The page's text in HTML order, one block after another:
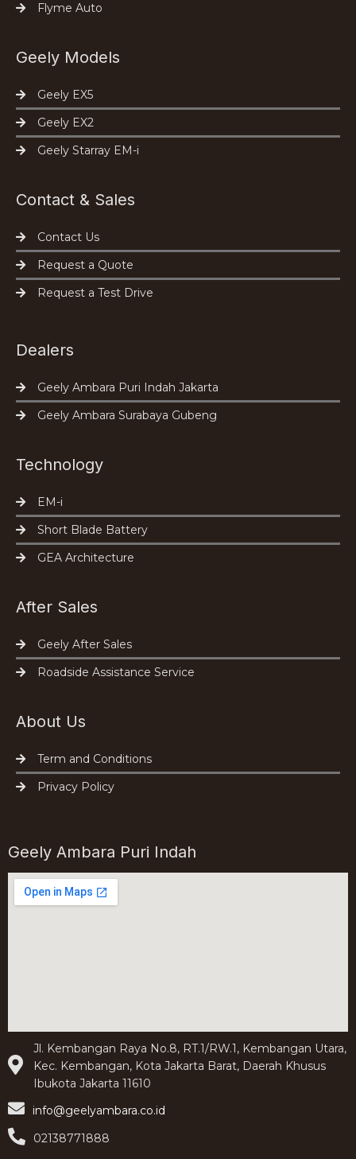
Flyme Auto
Geely Models
Geely EX5
Geely EX2
Geely Starray EM-i
Contact & Sales
Contact Us
Request a Quote
Request a Test Drive
Dealers
Geely Ambara Puri Indah Jakarta
Geely Ambara Surabaya Gubeng
Technology
EM-i
Short Blade Battery
GEA Architecture
After Sales
Geely After Sales
Roadside Assistance Service
About Us
Term and Conditions
Privacy Policy
Geely Ambara Puri Indah
Jl. Kembangan Raya No.8, RT.1/RW.1, Kembangan Utara,
Kec. Kembangan, Kota Jakarta Barat, Daerah Khusus
Ibukota Jakarta 11610
info@geelyambara.co.id
02138771888